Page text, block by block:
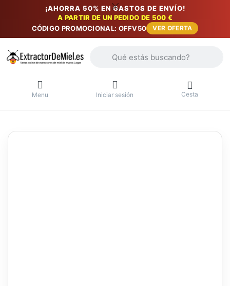
¡AHORRA 50% EN GASTOS DE ENVÍO!
A PARTIR DE UN PEDIDO DE 500 €
CÓDIGO PROMOCIONAL: OFFV50
VER OFERTA
Menu Iniciar sesión Cesta